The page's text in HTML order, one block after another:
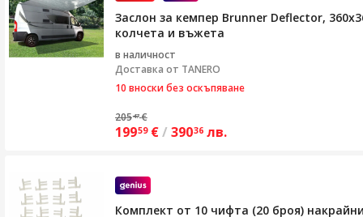
Заслон за кемпер Brunner Deflector,
колчета и въжета
в наличност
Доставка от TANERO
10 вноски без оскъпяване
20547 €
19959 €/ 39036 лв.
Комплект от 10 чифта (20 броя)